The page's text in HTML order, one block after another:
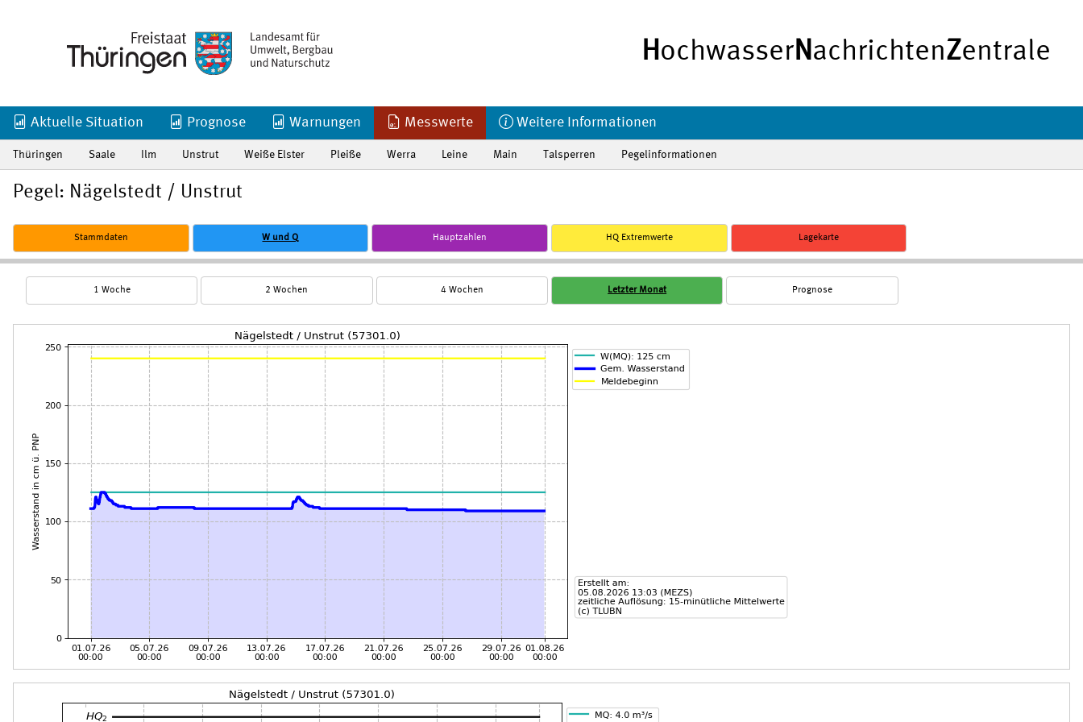
HochwasserNachrichtenZentrale
Aktuelle Situation Prognose Warnungen Messwerte Weitere Informationen
Thüringen Saale Ilm Unstrut Weiße Elster Pleiße Werra Leine Main Talsperren Pegelinformationen
Pegel: Nägelstedt / Unstrut
Stammdaten W und Q Hauptzahlen HQ Extremwerte Lagekarte
1 Woche 2 Wochen 4 Wochen Letzter Monat Prognose